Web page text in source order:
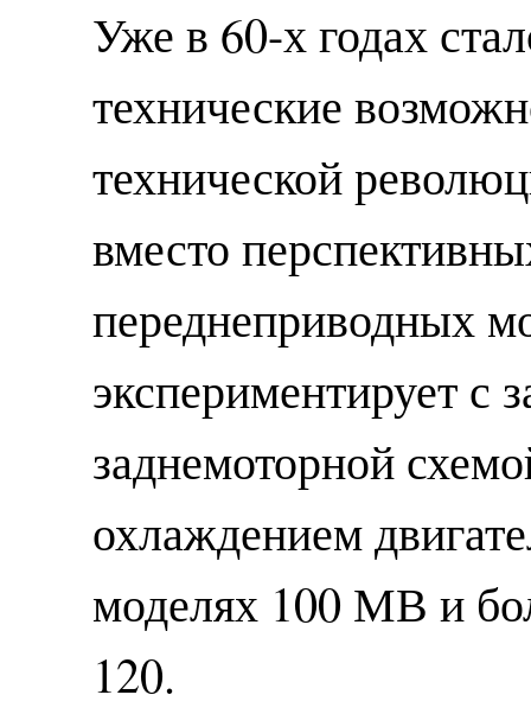
Уже в 60-х годах
технические
технической
вместо
переднеприводных
экспериментирует с
заднемоторной
охлаждением
моделях 100 МВ и
120.